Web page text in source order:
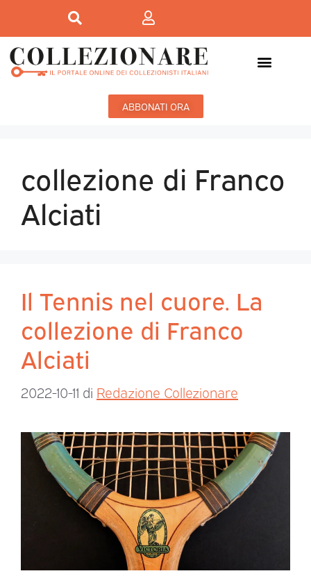
ABBONATI ORA
collezione di Franco
Alciati
Il Tennis nel cuore. La
collezione di Franco
Alciati
2022-10-11 di Redazione Collezionare